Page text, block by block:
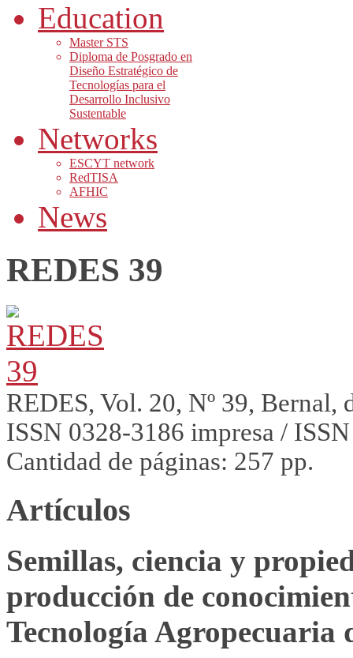
Education
Master STS
Diploma de Posgrado en
Diseño Estratégico de
Tecnologías para el
Desarrollo Inclusivo
Sustentable
Networks
ESCYT network
RedTISA
AFHIC
News
REDES 39
REDES, Vol. 20, Nº 39, Bernal,
ISSN 0328-3186 impresa /
Cantidad de páginas: 257 pp.
Artículos
Semillas, ciencia y
producción de
Tecnología Agropecuaria